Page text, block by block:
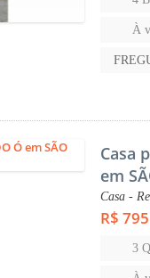
À
Casa
em
Casa -
R$
3